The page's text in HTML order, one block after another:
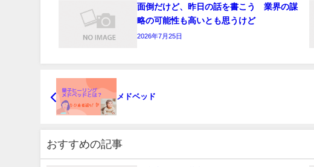
面倒だけど、昨日の話を書こう 業界の謀
略の可能性も高いとも思うけど
2026年7月25日
メドベッド
おすすめの記事